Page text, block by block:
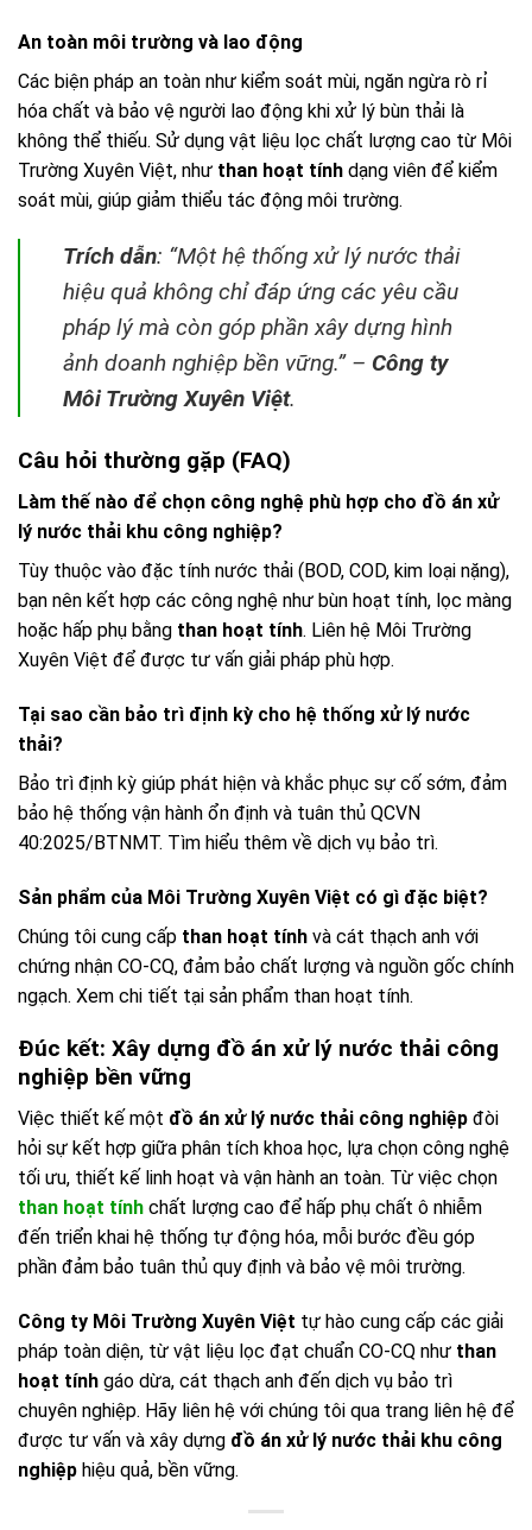
An toàn môi trường và lao động
Các biện pháp an toàn như kiểm soát mùi, ngăn ngừa rò rỉ
hóa chất và bảo vệ người lao động khi xử lý bùn thải là
không thể thiếu. Sử dụng vật liệu lọc chất lượng cao từ Môi
Trường Xuyên Việt, như than hoạt tính dạng viên để kiểm
soát mùi, giúp giảm thiểu tác động môi trường.
Trích dẫn: “Một hệ thống xử lý nước thải
hiệu quả không chỉ đáp ứng các yêu cầu
pháp lý mà còn góp phần xây dựng hình
ảnh doanh nghiệp bền vững.” – Công ty
Môi Trường Xuyên Việt.
Câu hỏi thường gặp (FAQ)
Làm thế nào để chọn công nghệ phù hợp cho đồ án xử
lý nước thải khu công nghiệp?
Tùy thuộc vào đặc tính nước thải (BOD, COD, kim loại nặng),
bạn nên kết hợp các công nghệ như bùn hoạt tính, lọc màng
hoặc hấp phụ bằng than hoạt tính. Liên hệ Môi Trường
Xuyên Việt để được tư vấn giải pháp phù hợp.
Tại sao cần bảo trì định kỳ cho hệ thống xử lý nước
thải?
Bảo trì định kỳ giúp phát hiện và khắc phục sự cố sớm, đảm
bảo hệ thống vận hành ổn định và tuân thủ QCVN
40:2025/BTNMT. Tìm hiểu thêm về dịch vụ bảo trì.
Sản phẩm của Môi Trường Xuyên Việt có gì đặc biệt?
Chúng tôi cung cấp than hoạt tính và cát thạch anh với
chứng nhận CO-CQ, đảm bảo chất lượng và nguồn gốc chính
ngạch. Xem chi tiết tại sản phẩm than hoạt tính.
Đúc kết: Xây dựng đồ án xử lý nước thải công
nghiệp bền vững
Việc thiết kế một đồ án xử lý nước thải công nghiệp đòi
hỏi sự kết hợp giữa phân tích khoa học, lựa chọn công nghệ
tối ưu, thiết kế linh hoạt và vận hành an toàn. Từ việc chọn
than hoạt tính chất lượng cao để hấp phụ chất ô nhiễm
đến triển khai hệ thống tự động hóa, mỗi bước đều góp
phần đảm bảo tuân thủ quy định và bảo vệ môi trường.
Công ty Môi Trường Xuyên Việt tự hào cung cấp các giải
pháp toàn diện, từ vật liệu lọc đạt chuẩn CO-CQ như than
hoạt tính gáo dừa, cát thạch anh đến dịch vụ bảo trì
chuyên nghiệp. Hãy liên hệ với chúng tôi qua trang liên hệ để
được tư vấn và xây dựng đồ án xử lý nước thải khu công
nghiệp hiệu quả, bền vững.